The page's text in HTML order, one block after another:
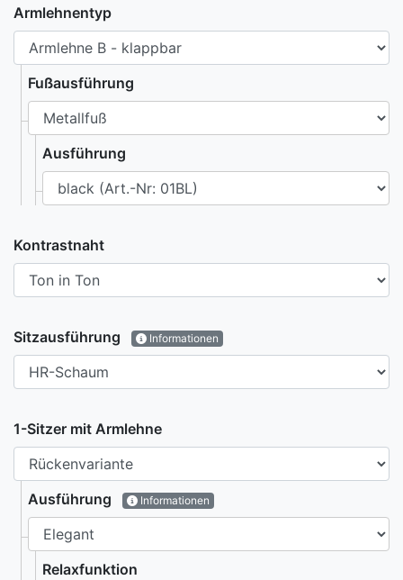
Armlehnentyp
Fußausführung
Ausführung
Kontrastnaht
Sitzausführung Informationen
1-Sitzer mit Armlehne
Ausführung Informationen
Relaxfunktion